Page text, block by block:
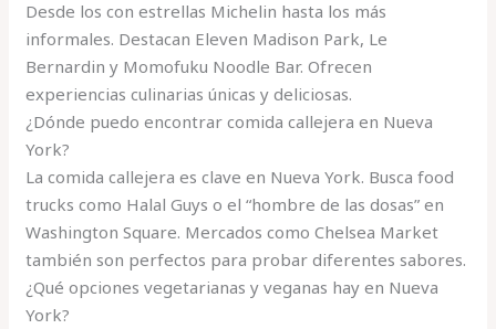
Desde los con estrellas Michelin hasta los más
informales. Destacan Eleven Madison Park, Le
Bernardin y Momofuku Noodle Bar. Ofrecen
experiencias culinarias únicas y deliciosas.
¿Dónde puedo encontrar comida callejera en Nueva
York?
La comida callejera es clave en Nueva York. Busca food
trucks como Halal Guys o el “hombre de las dosas” en
Washington Square. Mercados como Chelsea Market
también son perfectos para probar diferentes sabores.
¿Qué opciones vegetarianas y veganas hay en Nueva
York?